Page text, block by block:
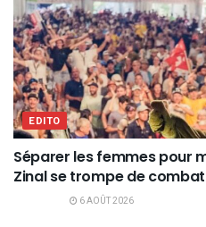
EDITO
Séparer les femmes pour
Zinal se trompe de combat
6 AOÛT 2026